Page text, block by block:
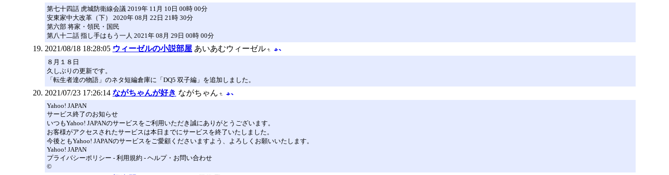
第七十四話 虎城防衛線会議 2019年 11月 10日 00時 00分
安東家中大改革（下） 2020年 08月 22日 21時 30分
第六部 将家・領民・国民
第八十二話 指し手はもう一人 2021年 08月 29日 00時 00分
2021/08/18 18:28:05 ウィーゼルの小説部屋 あいあむウィーゼル
８月１８日
久しぶりの更新です。
「転生者達の物語」のネタ短編倉庫に「DQ5 双子編」を追加しました。
2021/07/23 17:26:14 ながちゃんが好き ながちゃん
Yahoo! JAPAN
サービス終了のお知らせ
いつもYahoo! JAPANのサービスをご利用いただき誠にありがとうございます。
お客様がアクセスされたサービスは本日までにサービスを終了いたしました。
今後ともYahoo! JAPANのサービスをご愛顧くださいますよう、よろしくお願いいたします。
Yahoo! JAPAN
プライバシーポリシー - 利用規約 - ヘルプ・お問い合わせ
©